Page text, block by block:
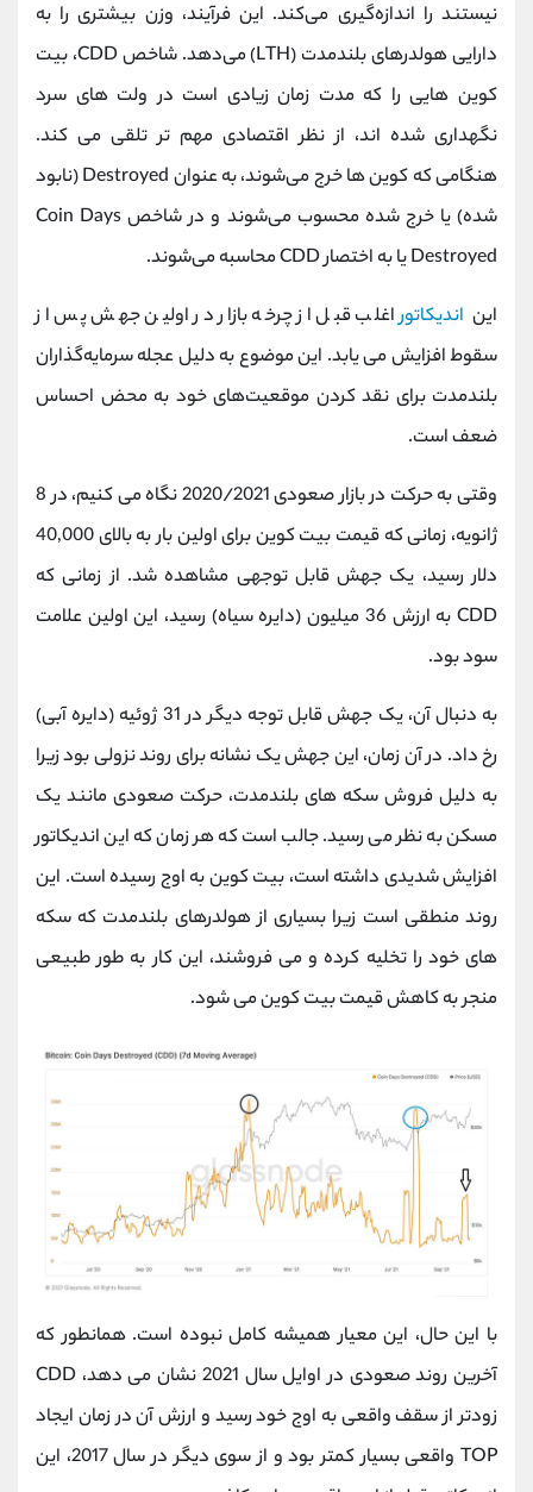
نیستند را اندازه‌گیری می‌کند. این فرآیند، وزن بیشتری را به
دارایی هولدر‌های بلندمدت (LTH) می‌دهد. شاخص CDD، بیت
کوین هایی را که مدت زمان زیادی است در ولت های سرد
نگهداری شده اند، از نظر اقتصادی مهم تر تلقی می کند.
هنگامی که کوین‌ ها خرج می‌شوند، به عنوان Destroyed (نابود
شده) یا خرج شده محسوب می‌شوند و در شاخص Coin Days
Destroyed یا به اختصار CDD محاسبه می‌شوند.
این اندیکاتوراغلب قبل از چرخه بازار در اولین جهش پس از
سقوط افزایش می یابد. این موضوع به دلیل عجله سرمایه‌گذاران
بلندمدت برای نقد کردن موقعیت‌های خود به محض احساس
ضعف است.
وقتی به حرکت در بازار صعودی 2020/2021 نگاه می کنیم، در 8
ژانویه، زمانی که قیمت بیت کوین برای اولین بار به بالای 40,000
دلار رسید، یک جهش قابل توجهی مشاهده شد. از زمانی که
CDD به ارزش 36 میلیون (دایره سیاه) رسید، این اولین علامت
سود بود.
به دنبال آن، یک جهش قابل توجه دیگر در 31 ژوئیه (دایره آبی)
رخ داد. در آن زمان، این جهش یک نشانه برای روند نزولی بود زیرا
به دلیل فروش سکه های بلندمدت، حرکت صعودی مانند یک
مسکن به نظر می رسید. جالب است که هر زمان که این اندیکاتور
افزایش شدیدی داشته است، بیت کوین به اوج رسیده است. این
روند منطقی است زیرا بسیاری از هولدرهای بلندمدت که سکه
های خود را تخلیه کرده و می فروشند، این کار به طور طبیعی
منجر به کاهش قیمت بیت کوین می شود.
با این حال، این معیار همیشه کامل نبوده است. همانطور که
آخرین روند صعودی در اوایل سال 2021 نشان می دهد، CDD
زودتر از سقف واقعی به اوج خود رسید و ارزش آن در زمان ایجاد
TOP واقعی بسیار کمتر بود و از سوی دیگر در سال 2017، این